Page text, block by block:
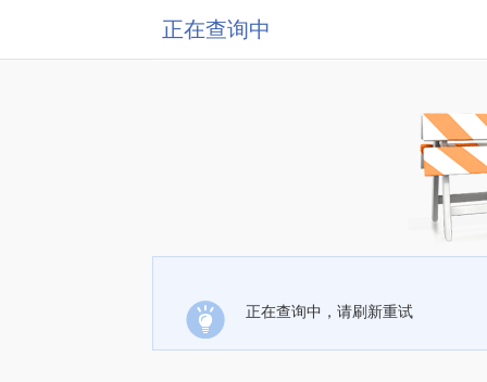
正在查询中
正在查询中，请刷新重试